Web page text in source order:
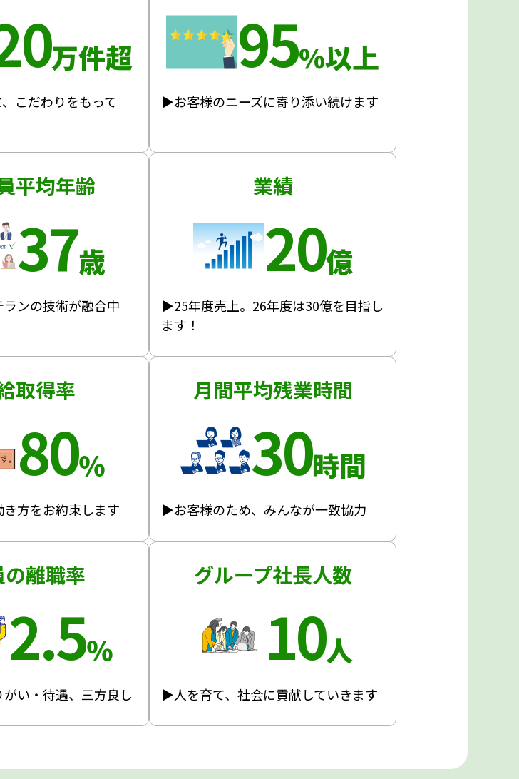
万件超
こだわりをもって
95%以上
▶お客様のニーズに寄り添い続けます
平均年齢
37歳
ンの技術が融合中
業績
20億
▶25年度売上。26年度は30億を目指し
ます！
取得率
80％
方をお約束します
月間平均残業時間
30時間
▶お客様のため、みんなが一致協力
離職率
2.5％
い・待遇、三方良し
グループ社長人数
10人
▶人を育て、社会に貢献していきます